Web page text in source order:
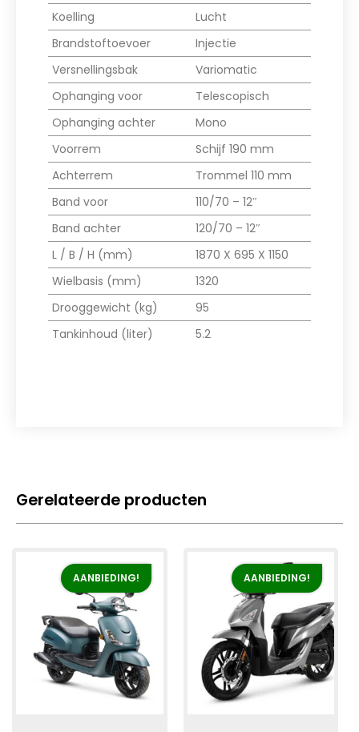
Koelling
Lucht
Brandstoftoevoer
Injectie
Versnellingsbak
Variomatic
Ophanging voor
Telescopisch
Ophanging achter
Mono
Voorrem
Schijf 190 mm
Achterrem
Trommel 110 mm
Band voor
110/70 – 12″
Band achter
120/70 – 12″
L / B / H (mm)
1870 X 695 X 1150
Wielbasis (mm)
1320
Drooggewicht (kg)
95
Tankinhoud (liter)
5.2
Gerelateerde producten
AANBIEDING! AANBIEDING!